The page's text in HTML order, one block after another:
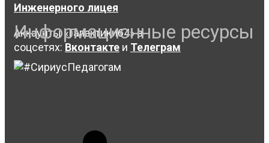
Инженерного лицея
Аккаунты «Галактики64» в
соцсетях: Вконтакте и Телеграм
Информационные ресурсы